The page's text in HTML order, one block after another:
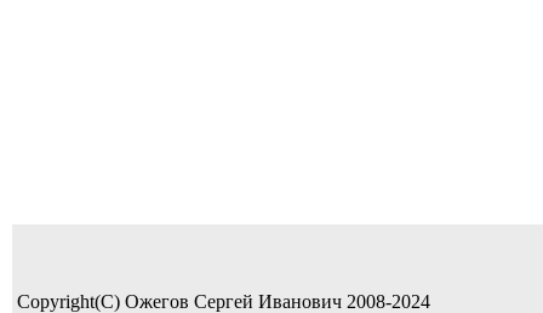
Copyright(C) Ожегов Сергей Иванович 2008-2024